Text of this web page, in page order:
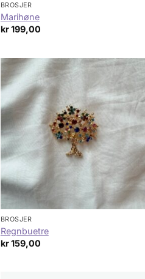
BROSJER
Marihøne
kr199,00
BROSJER
Regnbuetre
kr159,00